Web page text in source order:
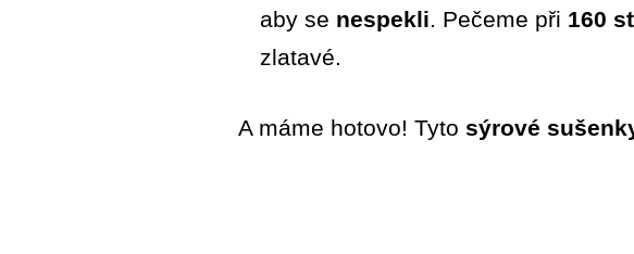
aby se nespekli. Pečeme při 160
zlatavé.
A máme hotovo! Tyto sýrové